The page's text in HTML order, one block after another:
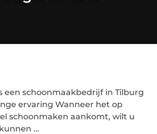
een schoonmaakbedrijf in Tilburg
ervaring Wanneer het op
schoonmaken aankomt, wilt u
...